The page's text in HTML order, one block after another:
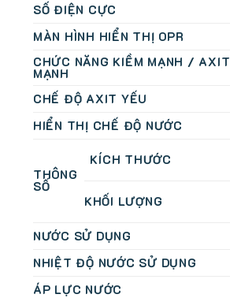
SỐ ĐIỆN CỰC
MÀN HÌNH HIỂN THỊ OPR
CHỨC NĂNG KIỀM MẠNH / AXIT
MẠNH
CHẾ ĐỘ AXIT YẾU
HIỂN THỊ CHẾ ĐỘ NƯỚC
THÔNG
SỐ
KÍCH THƯỚC
KHỐI LƯỢNG
NƯỚC SỬ DỤNG
NHIỆT ĐỘ NƯỚC SỬ DỤNG
ÁP LỰC NƯỚC